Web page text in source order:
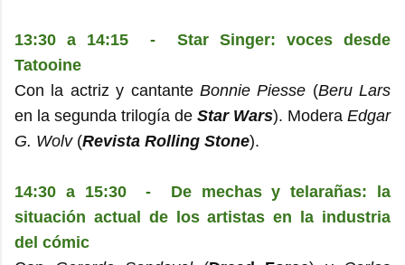
13:30 a 14:15 - Star Singer: voces desde
Tatooine
Con la actriz y cantante Bonnie Piesse (Beru Lars
en la segunda trilogía de Star Wars). Modera Edgar
G. Wolv (Revista Rolling Stone).
14:30 a 15:30 - De mechas y telarañas: la
situación actual de los artistas en la industria
del cómic